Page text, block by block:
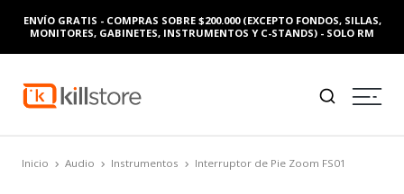
ENVÍO GRATIS - COMPRAS SOBRE $200.000 (EXCEPTO FONDOS, SILLAS,
MONITORES, GABINETES, INSTRUMENTOS Y C-STANDS) - SOLO RM
Inicio Audio Instrumentos Interruptor de Pie Zoom FS01